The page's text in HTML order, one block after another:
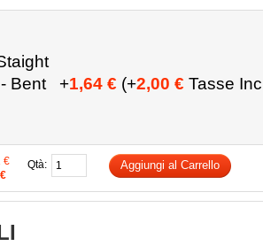
Bent
+1,64 € (+2,00 € Tasse
€
Qtà: Aggiungi al Carrello